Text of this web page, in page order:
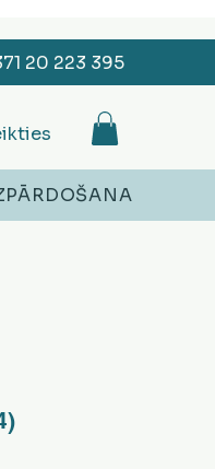
20 223 395